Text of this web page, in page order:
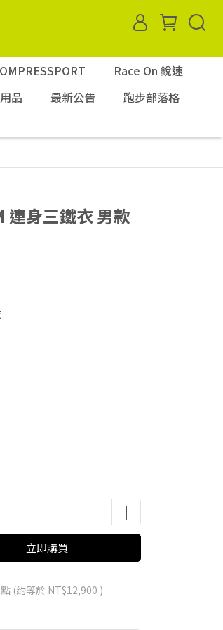
Race On 銳速
品 最新公告
跑步部落格
連身三鐵衣 男款
立即購買
點 (約等於 NT$12,900 )